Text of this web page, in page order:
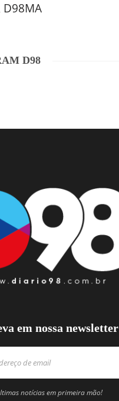
D98MA
D98
em nossa newsletter
notícias em primeira mão!